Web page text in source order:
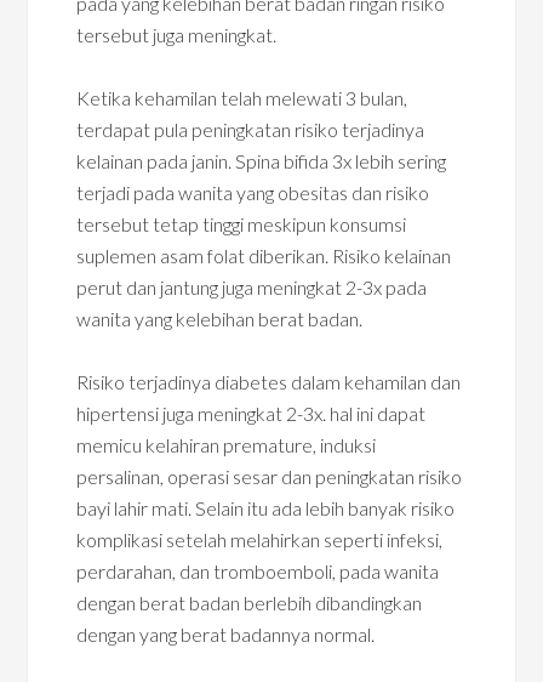
tersebut juga meningkat.
Ketika kehamilan telah melewati 3 bulan,
terdapat pula peningkatan risiko terjadinya
kelainan pada janin. Spina bifida 3x lebih sering
terjadi pada wanita yang obesitas dan risiko
tersebut tetap tinggi meskipun konsumsi
suplemen asam folat diberikan. Risiko kelainan
perut dan jantung juga meningkat 2-3x pada
wanita yang kelebihan berat badan.
Risiko terjadinya diabetes dalam kehamilan dan
hipertensi juga meningkat 2-3x. hal ini dapat
memicu kelahiran premature, induksi
persalinan, operasi sesar dan peningkatan risiko
bayi lahir mati. Selain itu ada lebih banyak risiko
komplikasi setelah melahirkan seperti infeksi,
perdarahan, dan tromboemboli, pada wanita
dengan berat badan berlebih dibandingkan
dengan yang berat badannya normal.